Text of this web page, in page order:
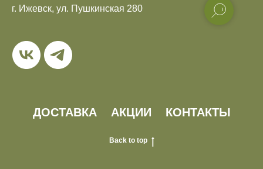
г. Ижевск, ул. Пушкинская 280
ДОСТАВКА АКЦИИ КОНТАКТЫ
Back to top